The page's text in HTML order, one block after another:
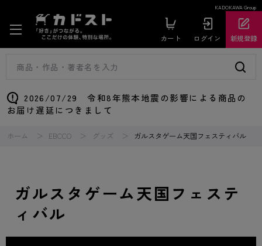
KADOKAWA Group
カート ログイン 新規登録
2026/07/29 令和8年熊本地震の影響による商品の
お届け遅延につきまして
ホーム EBCCO グッズ ガルスタゲーム天国フェスティバル
ガルスタゲーム天国フェステ
ィバル